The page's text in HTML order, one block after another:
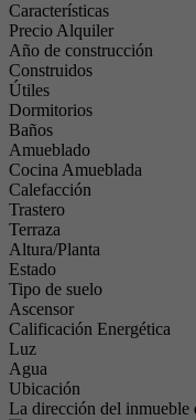
Características
Precio Alquiler
Año de construcción
Construidos
Útiles
Dormitorios
Baños
Amueblado
Cocina Amueblada
Calefacción
Trastero
Terraza
Altura/Planta
Estado
Tipo de suelo
Ascensor
Calificación Energética
Luz
Agua
Ubicación
La dirección del inmueble